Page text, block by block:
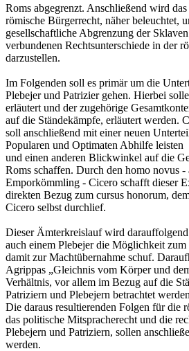
Roms abgegrenzt. Anschließend wird
römische Bürgerrecht, näher beleuchtet,
gesellschaftliche Abgrenzung der
verbundenen Rechtsunterschiede in der
darzustellen.
Im Folgenden soll es primär um die
Plebejer und Patrizier gehen. Hierbei
erläutert und der zugehörige
auf die Ständekämpfe, erläutert werden.
soll anschließend mit einer neuen
Popularen und Optimaten Abhilfe leisten
und einen anderen Blickwinkel auf die
Roms schaffen. Durch den homo novus -
Emporkömmling - Cicero schafft dieser
direkten Bezug zum cursus honorum,
Cicero selbst durchlief.
Dieser Ämterkreislauf wird darauffolgend
auch einem Plebejer die Möglichkeit
damit zur Machtübernahme schuf.
Agrippas „Gleichnis vom Körper und
Verhältnis, vor allem im Bezug auf die
Patriziern und Plebejern betrachtet
Die daraus resultierenden Folgen für die
das politische Mitspracherecht und die
Plebejern und Patriziern, sollen
werden.